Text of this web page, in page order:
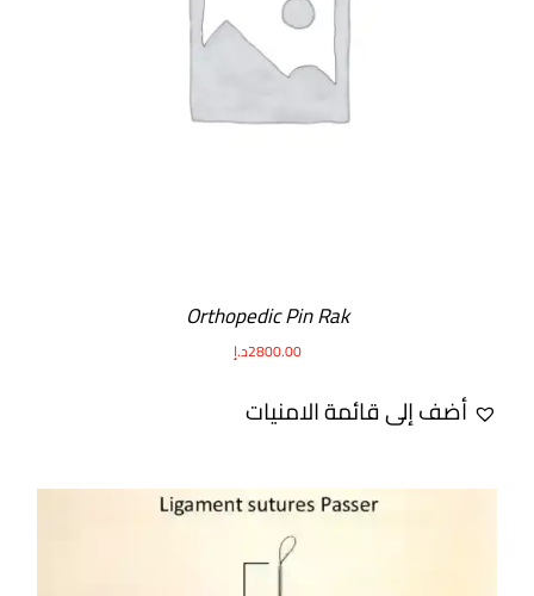
أضف إلى السلة /
DETAILS
Orthopedic Pin Rak
2800.00د.إ
أضف إلى قائمة الامنيات